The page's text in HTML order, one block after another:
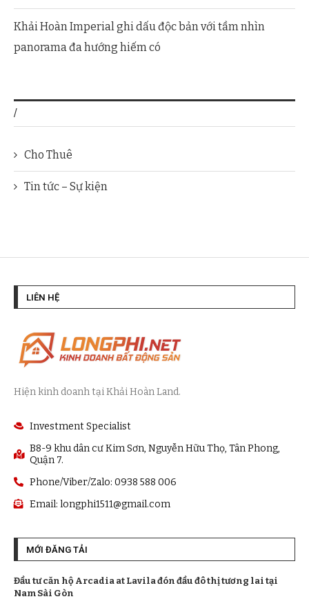
Khải Hoàn Imperial ghi dấu độc bản với tầm nhìn
panorama đa hướng hiếm có
/
Cho Thuê
Tin tức – Sự kiện
LIÊN HỆ
Hiện kinh doanh tại Khải Hoàn Land.
Investment Specialist
B8-9 khu dân cư Kim Sơn, Nguyễn Hữu Thọ, Tân Phong,
Quận 7.
Phone/Viber/Zalo: 0938 588 006
Email: longphi1511@gmail.com
MỚI ĐĂNG TẢI
Đầu tư căn hộ Arcadia at Lavila đón đầu đô thị tương lai tại
Nam Sài Gòn